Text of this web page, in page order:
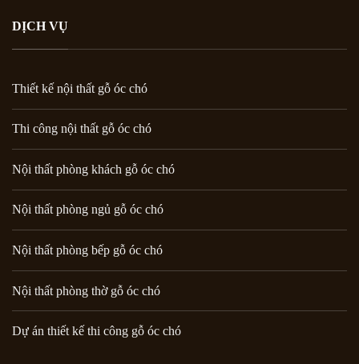
DỊCH VỤ
Thiết kế nội thất gỗ óc chó
Thi công nội thất gỗ óc chó
Nội thất phòng khách gỗ óc chó
Nội thất phòng ngủ gỗ óc chó
Nội thất phòng bếp gỗ óc chó
Nội thất phòng thờ gỗ óc chó
Dự án thiết kế thi công gỗ óc chó